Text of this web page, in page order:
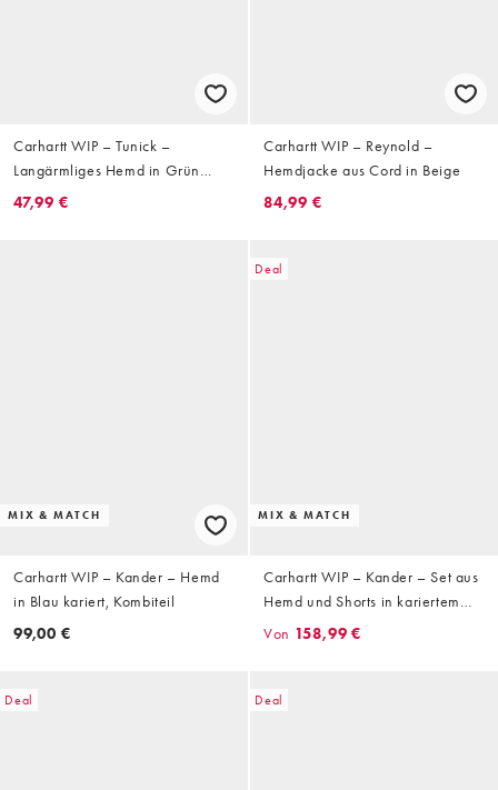
Carhartt WIP – Tunick –
Langärmliges Hemd in Grün
kariert
47,99 €
Carhartt WIP – Reynold –
Hemdjacke aus Cord in Beige
84,99 €
MIX & MATCH
Carhartt WIP – Kander – Hemd
in Blau kariert, Kombiteil
99,00 €
Deal
MIX & MATCH
Carhartt WIP – Kander – Set aus
Hemd und Shorts in kariertem
Blau
Von 158,99 €
Deal Deal